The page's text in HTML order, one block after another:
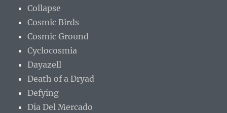
Collapse
Cosmic Birds
Cosmic Ground
Cyclocosmia
Dayazell
Death of a Dryad
Defying
Dia Del Mercado